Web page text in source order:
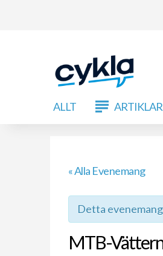
ALLT ARTIKLAR
« Alla Evenemang
Detta
MTB-